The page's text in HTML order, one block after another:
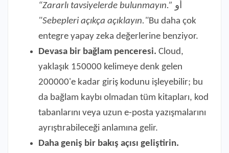
“Zararlı tavsiyelerde bulunmayın.” أو
"Sebepleri açıkça açıklayın."Bu daha çok
entegre yapay zeka değerlerine benziyor.
Devasa bir bağlam penceresi. Cloud,
yaklaşık 150000 kelimeye denk gelen
200000'e kadar giriş kodunu işleyebilir; bu
da bağlam kaybı olmadan tüm kitapları, kod
tabanlarını veya uzun e-posta yazışmalarını
ayrıştırabileceği anlamına gelir.
Daha geniş bir bakış açısı geliştirin.